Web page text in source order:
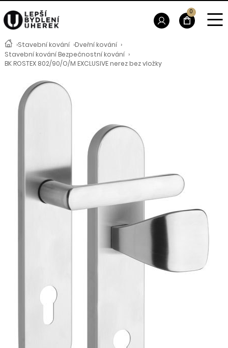
›Stavební kování ›Dveřní kování ›
Stavební kování Bezpečnostní kování ›
BK ROSTEX 802/90/O/M EXCLUSIVE nerez bez vložky
0